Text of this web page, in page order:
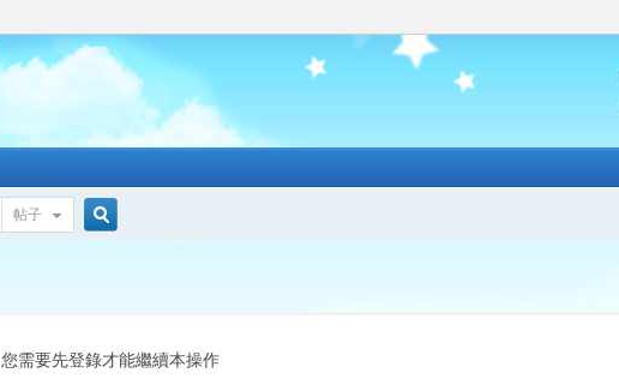
帖子
索
您需要先登錄才能繼續本操作